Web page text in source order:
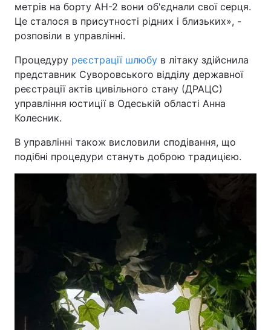
Тема оформлення
метрів на борту АН-2 вони об'єднали свої серця.
Це сталося в присутності рідних і близьких», -
розповіли в управлінні.
Процедуру реєстрації шлюбу в літаку здійснила
представник Суворовського відділу державної
реєстрації актів цивільного стану (ДРАЦС)
управління юстиції в Одеській області Анна
Колесник.
В управлінні також висловили сподівання, що
подібні процедури стануть доброю традицією.